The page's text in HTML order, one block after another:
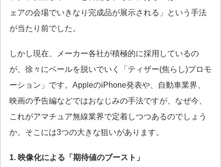
ェアの会場でいきなり完成品が展示される」という手法
が当たり前でした。
しかし現在、メーカー各社が積極的に採用しているの
が、徐々にベールを脱いでいく「ティザー(焦らし)プロモ
ーション」です。AppleのiPhone発表や、自動車業界、
映画の予告編などではおなじみの手法ですが、なぜ今、
これがアマチュア無線業界で定着しつつあるのでしょう
か。そこには3つの大きな狙いがあります。
1. 映像化による「期待値のブースト」